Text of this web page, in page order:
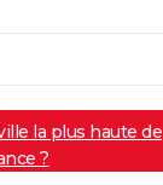
la plus haute de
?